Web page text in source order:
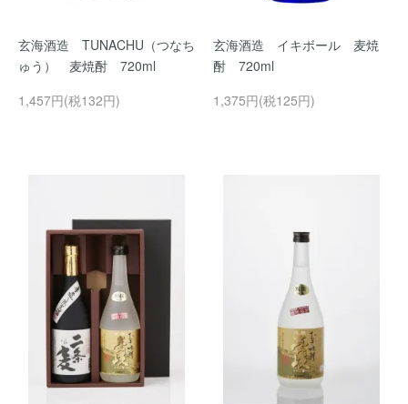
玄海酒造 TUNACHU（つなち
ゅう） 麦焼酎 720ml
1,457円(税132円)
玄海酒造 イキボール 麦焼
酎 720ml
1,375円(税125円)